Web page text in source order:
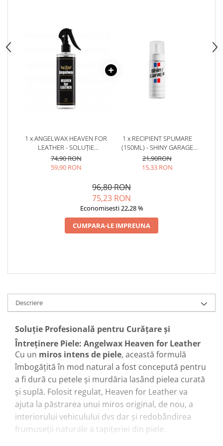
1 x ANGELWAX HEAVEN FOR
LEATHER - SOLUȚIE
CURĂȚARE PIELE, CU PH
NEUTRU (500ML)
74,90 RON
59,90 RON
1 x RECIPIENT SPUMARE
(150ML) - SHINY GARAGE
FOAMER
21,90RON
15,33 RON
96,80 RON
75,23 RON
Economisesti 22,28 %
CUMPARA-LE IMPREUNA
Descriere
Soluție Profesională pentru Curățare și
Întreținere Piele: Angelwax Heaven for Leather
Cu un miros intens de piele, această formulă
îmbogățită în mod natural a fost concepută pentru
a fi dură cu petele și murdăria lasând pielea curată
și suplă. Folosit regulat, Heaven for Leather va
ajuta la păstrarea unui miros original, de nou, a
interiorului vehiculului dvs dar și redobândirea
frumuseții naturale a tapițeriei din piele.